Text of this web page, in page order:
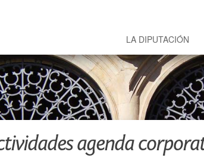
LA DIPUTACIÓN
agenda